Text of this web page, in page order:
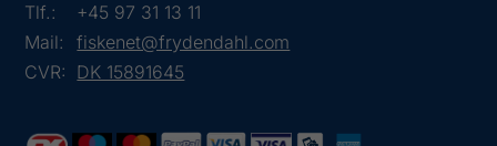
Tlf.:
+45 97 31 13 11
Mail:
fiskenet@frydendahl.com
CVR: DK 15891645